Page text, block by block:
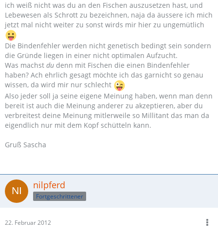
ich weiß nicht was du an den Fischen auszusetzen hast, und
Lebewesen als Schrott zu bezeichnen, naja da äussere ich mich
jetzt mal nicht weiter zu sonst wirds mir hier zu ungemütlich
Die Bindenfehler werden nicht genetisch bedingt sein sondern
die Gründe liegen in einer nicht optimalen Aufzucht.
Was machst du denn mit Fischen die einen Bindenfehler
haben? Ach ehrlich gesagt möchte ich das garnicht so genau
wissen, da wird mir nur schlecht
Also jeder soll ja seine eigene Meinung haben, wenn man denn
bereit ist auch die Meinung anderer zu akzeptieren, aber du
verbreitest deine Meinung mitlerweile so Millitant das man da
eigendlich nur mit dem Kopf schütteln kann.
Gruß Sascha
nilpferd
Fortgeschrittener
22. Februar 2012